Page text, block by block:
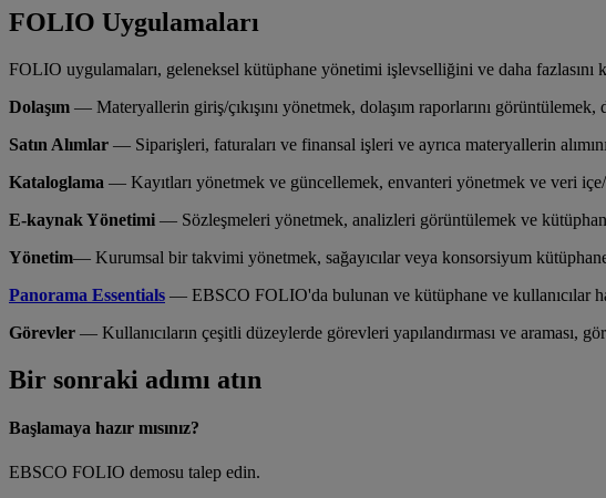
FOLIO Uygulamaları
FOLIO uygulamaları, geleneksel kütüphane yönetimi işlevselliğini ve daha fazlasını
Dolaşım — Materyallerin giriş/çıkışını yönetmek, dolaşım raporlarını
Satın Alımlar — Siparişleri, faturaları ve finansal işleri ve ayrıca materyallerin
Kataloglama — Kayıtları yönetmek ve güncellemek, envanteri yönetmek ve veri
E-kaynak Yönetimi — Sözleşmeleri yönetmek, analizleri görüntülemek ve
Yönetim— Kurumsal bir takvimi yönetmek, sağayıcılar veya konsorsiyum
Panorama Essentials — EBSCO FOLIO'da bulunan ve kütüphane ve kullanıcılar
Görevler — Kullanıcıların çeşitli düzeylerde görevleri yapılandırması ve araması,
Bir sonraki adımı atın
Başlamaya hazır mısınız?
EBSCO FOLIO demosu talep edin.